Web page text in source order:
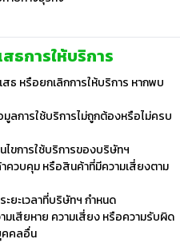
ธการให้บริการ
ธ หรือยกเลิกการให้บริการ หากพบ
ลการใช้บริการไม่ถูกต้องหรือไม่ครบ
ไขการใช้บริการของบริษัทฯ
ควบคุม หรือสินค้าที่มีความเสี่ยงตาม
ะยะเวลาที่บริษัทฯ กำหนด
มเสียหาย ความเสี่ยง หรือความรับผิด
คคลอื่น